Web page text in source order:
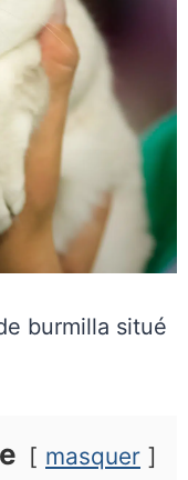
burmilla situé
masquer